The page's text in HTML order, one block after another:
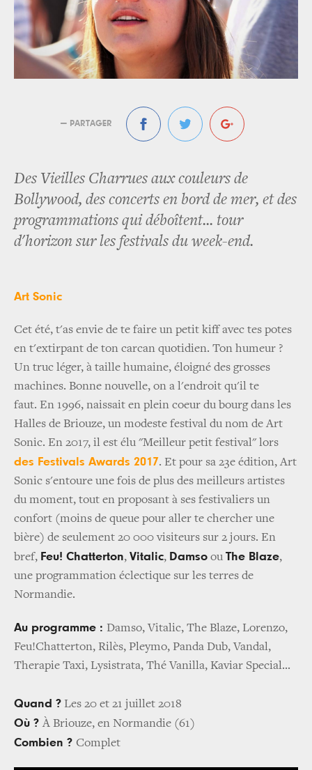
— PARTAGER
Des Vieilles Charrues aux couleurs de
Bollywood, des concerts en bord de mer, et des
programmations qui déboîtent... tour
d'horizon sur les festivals du week-end.
Art Sonic
Cet été, t'as envie de te faire un petit kiff avec tes potes
en t'extirpant de ton carcan quotidien. Ton humeur ?
Un truc léger, à taille humaine, éloigné des grosses
machines. Bonne nouvelle, on a l'endroit qu'il te
faut. En 1996, naissait en plein coeur du bourg dans les
Halles de Briouze, un modeste festival du nom de Art
Sonic. En 2017, il est élu "Meilleur petit festival" lors
des Festivals Awards 2017. Et pour sa 23e édition, Art
Sonic s'entoure une fois de plus des meilleurs artistes
du moment, tout en proposant à ses festivaliers un
confort (moins de queue pour aller te chercher une
bière) de seulement 20 000 visiteurs sur 2 jours. En
bref, Feu! Chatterton, Vitalic, Damso ou The Blaze,
une programmation éclectique sur les terres de
Normandie.
Au programme : Damso, Vitalic, The Blaze, Lorenzo,
Feu!Chatterton, Rilès, Pleymo, Panda Dub, Vandal,
Therapie Taxi, Lysistrata, Thé Vanilla, Kaviar Special...
Quand ? Les 20 et 21 juillet 2018
Où ? À Briouze, en Normandie (61)
Combien ? Complet